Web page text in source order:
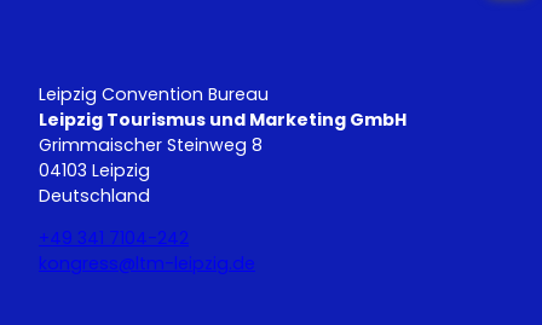
Leipzig Convention Bureau
Leipzig Tourismus und Marketing GmbH
Grimmaischer Steinweg 8
04103 Leipzig
Deutschland
+49 341 7104-242
kongress@ltm-leipzig.de